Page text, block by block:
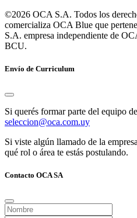
©2026 OCA S.A. Todos los
comercializa OCA Blue que
S.A. empresa independiente de
BCU.
Envío de Curriculum
Si querés formar parte del equipo
seleccion@oca.com.uy
Si viste algún llamado de la
qué rol o área te estás postulando.
Contacto OCA SA